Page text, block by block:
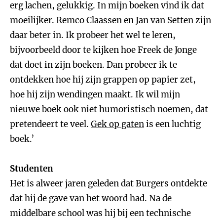
erg lachen, gelukkig. In mijn boeken vind ik dat
moeilijker. Remco Claassen en Jan van Setten zijn
daar beter in. Ik probeer het wel te leren,
bijvoorbeeld door te kijken hoe Freek de Jonge
dat doet in zijn boeken. Dan probeer ik te
ontdekken hoe hij zijn grappen op papier zet,
hoe hij zijn wendingen maakt. Ik wil mijn
nieuwe boek ook niet humoristisch noemen, dat
pretendeert te veel. Gek op gatenis een luchtig
boek.’
Studenten
Het is alweer jaren geleden dat Burgers ontdekte
dat hij de gave van het woord had. Na de
middelbare school was hij bij een technische